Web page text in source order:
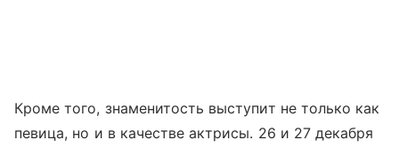
Кроме того, знаменитость выступит не только как
певица, но и в качестве актрисы. 26 и 27 декабря